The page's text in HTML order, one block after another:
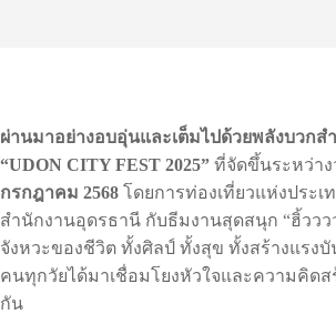
ผ่านมาอย่างอบอุ่นและเต็มไปด้วยพลังบวกส
“UDON CITY FEST 2025” ที่จัดขึ้นระหว่า
กรกฎาคม 2568 โดยการท่องเที่ยวแห่งประเ
สำนักงานอุดรธานี กับธีมงานสุดสนุก “ฮิ้ววว
จังหวะของชีวิต ทั้งศิลป์ ทั้งสุข ทั้งสร้างแรงบั
คนทุกวัยได้มาเชื่อมโยงหัวใจและความคิดส
กัน